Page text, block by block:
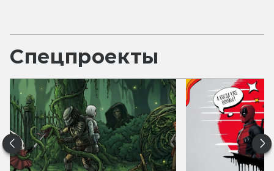
Спецпроекты